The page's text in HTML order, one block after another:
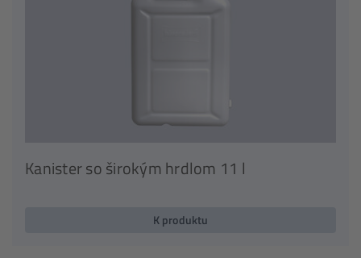
Kanister so širokým hrdlom 11 l
K produktu